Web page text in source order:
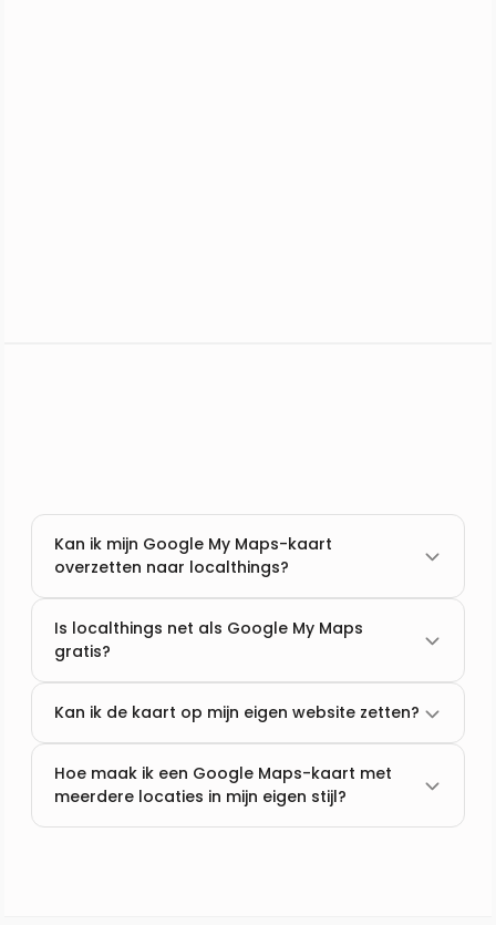
Kan ik mijn Google My Maps-kaart
overzetten naar localthings?
Is localthings net als Google My Maps
gratis?
Kan ik de kaart op mijn eigen website zetten?
Hoe maak ik een Google Maps-kaart met
meerdere locaties in mijn eigen stijl?